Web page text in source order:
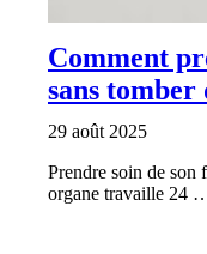
Comment
sans tomber
29 août 2025
Prendre soin de son
organe travaille 24